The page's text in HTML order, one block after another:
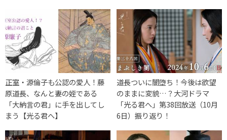
正室・源倫子も公認の愛人！藤
原道長、なんと妻の姪である
「大納言の君」に手を出してし
まう【光る君へ】
道長ついに闇堕ち！今後は欲望
のままに変貌…？大河ドラマ
「光る君へ」第38回放送（10月
6日）振り返り！